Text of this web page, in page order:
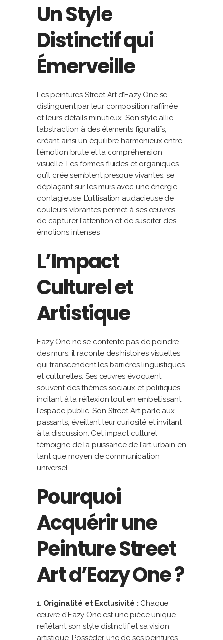
Un Style
Distinctif qui
Émerveille
Les peintures Street Art d’Eazy One se
distinguent par leur composition raffinée
et leurs détails minutieux. Son style allie
l’abstraction à des éléments figuratifs,
créant ainsi un équilibre harmonieux entre
l’émotion brute et la compréhension
visuelle. Les formes fluides et organiques
qu’il crée semblent presque vivantes, se
déplaçant sur les murs avec une énergie
contagieuse. L’utilisation audacieuse de
couleurs vibrantes permet à ses œuvres
de capturer l’attention et de susciter des
émotions intenses.
L’Impact
Culturel et
Artistique
Eazy One ne se contente pas de peindre
des murs, il raconte des histoires visuelles
qui transcendent les barrières linguistiques
et culturelles. Ses œuvres évoquent
souvent des thèmes sociaux et politiques,
incitant à la réflexion tout en embellissant
l’espace public. Son Street Art parle aux
passants, éveillant leur curiosité et invitant
à la discussion. Cet impact culturel
témoigne de la puissance de l’art urbain en
tant que moyen de communication
universel.
Pourquoi
Acquérir une
Peinture Street
Art d’Eazy One ?
Originalité et Exclusivité : Chaque
œuvre d’Eazy One est une pièce unique,
reflétant son style distinctif et sa vision
artistique. Posséder une de ses peintures